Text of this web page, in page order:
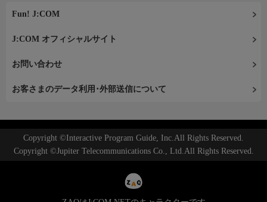
Fun! J:COM
J:COM オフィシャルサイト
お問い合わせ
お客さまのデータ利用･外部送信について
Copyright ©Interactive Program Guide, Inc.All Rights Reserved.
Copyright ©Jupiter Telecommunications Co., Ltd.All Rights Reserved.